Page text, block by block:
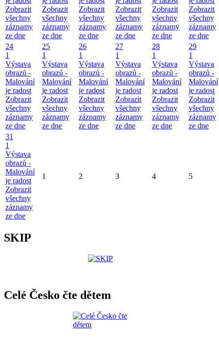
Zobrazit
všechny
záznamy
ze dne
Zobrazit
všechny
záznamy
ze dne
Zobrazit
všechny
záznamy
ze dne
Zobrazit
všechny
záznamy
ze dne
Zobrazit
všechny
záznamy
ze dne
Zobrazit
všechny
záznamy
ze dne
24
1
Výstava
obrazů -
Malování
je radost
Zobrazit
všechny
záznamy
ze dne
25
1
Výstava
obrazů -
Malování
je radost
Zobrazit
všechny
záznamy
ze dne
26
1
Výstava
obrazů -
Malování
je radost
Zobrazit
všechny
záznamy
ze dne
27
1
Výstava
obrazů -
Malování
je radost
Zobrazit
všechny
záznamy
ze dne
28
1
Výstava
obrazů -
Malování
je radost
Zobrazit
všechny
záznamy
ze dne
29
1
Výstava
obrazů -
Malování
je radost
Zobrazit
všechny
záznamy
ze dne
31
1
Výstava
obrazů -
Malování
je radost
Zobrazit
všechny
záznamy
ze dne
1 2 3 4 5
SKIP
Celé Česko čte dětem